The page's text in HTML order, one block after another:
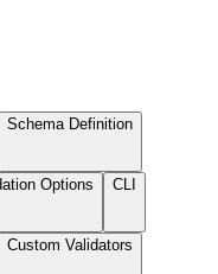
Schema Definition
Options CLI
Custom Validators